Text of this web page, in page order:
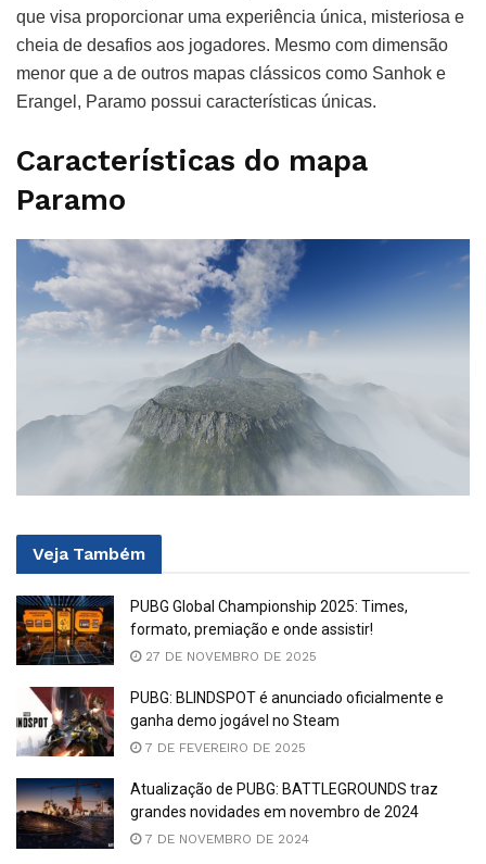
que visa proporcionar uma experiência única, misteriosa e
cheia de desafios aos jogadores. Mesmo com dimensão
menor que a de outros mapas clássicos como Sanhok e
Erangel, Paramo possui características únicas.
Características do mapa
Paramo
Veja Também
PUBG Global Championship 2025: Times,
formato, premiação e onde assistir!
27 DE NOVEMBRO DE 2025
PUBG: BLINDSPOT é anunciado oficialmente e
ganha demo jogável no Steam
7 DE FEVEREIRO DE 2025
Atualização de PUBG: BATTLEGROUNDS traz
grandes novidades em novembro de 2024
7 DE NOVEMBRO DE 2024